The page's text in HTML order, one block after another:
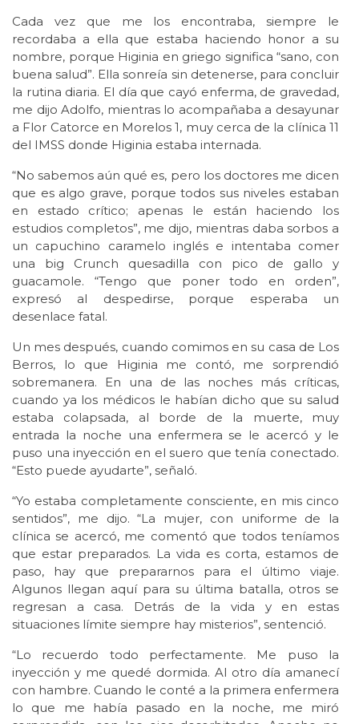
Cada vez que me los encontraba, siempre le
recordaba a ella que estaba haciendo honor a su
nombre, porque Higinia en griego significa “sano, con
buena salud”. Ella sonreía sin detenerse, para concluir
la rutina diaria. El día que cayó enferma, de gravedad,
me dijo Adolfo, mientras lo acompañaba a desayunar
a Flor Catorce en Morelos 1, muy cerca de la clínica 11
del IMSS donde Higinia estaba internada.
“No sabemos aún qué es, pero los doctores me dicen
que es algo grave, porque todos sus niveles estaban
en estado crítico; apenas le están haciendo los
estudios completos”, me dijo, mientras daba sorbos a
un capuchino caramelo inglés e intentaba comer
una big Crunch quesadilla con pico de gallo y
guacamole. “Tengo que poner todo en orden”,
expresó al despedirse, porque esperaba un
desenlace fatal.
Un mes después, cuando comimos en su casa de Los
Berros, lo que Higinia me contó, me sorprendió
sobremanera. En una de las noches más críticas,
cuando ya los médicos le habían dicho que su salud
estaba colapsada, al borde de la muerte, muy
entrada la noche una enfermera se le acercó y le
puso una inyección en el suero que tenía conectado.
“Esto puede ayudarte”, señaló.
“Yo estaba completamente consciente, en mis cinco
sentidos”, me dijo. “La mujer, con uniforme de la
clínica se acercó, me comentó que todos teníamos
que estar preparados. La vida es corta, estamos de
paso, hay que prepararnos para el último viaje.
Algunos llegan aquí para su última batalla, otros se
regresan a casa. Detrás de la vida y en estas
situaciones límite siempre hay misterios”, sentenció.
“Lo recuerdo todo perfectamente. Me puso la
inyección y me quedé dormida. Al otro día amanecí
con hambre. Cuando le conté a la primera enfermera
lo que me había pasado en la noche, me miró